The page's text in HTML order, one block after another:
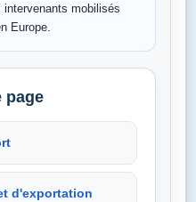
mobilisés
Europe.
page
d'exportation